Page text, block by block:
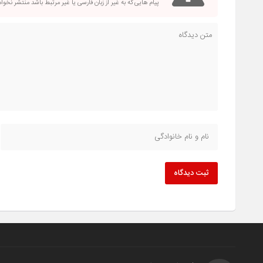
پیام هایی که به غیر از زبان فارسی یا غیر مرتبط باشد منتشر
ثبت دیدگاه